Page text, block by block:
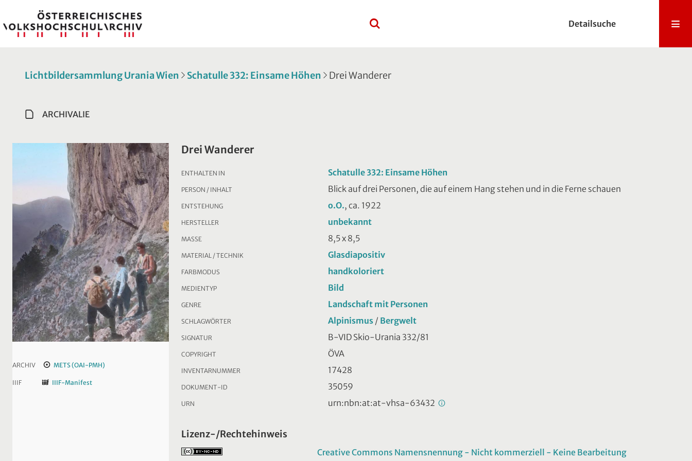
Detailsuche
Lichtbildersammlung Urania Wien Schatulle 332: Einsame Höhen Drei Wanderer
ARCHIVALIE
ARCHIV METS (OAI-PMH)
IIIF IIIF-Manifest
Drei Wanderer
ENTHALTEN IN Schatulle 332: Einsame Höhen
PERSON / INHALT Blick auf drei Personen, die auf einem Hang stehen und in die Ferne schauen
ENTSTEHUNG o.O., ca. 1922
HERSTELLER unbekannt
MASSE 8,5 x 8,5
MATERIAL / TECHNIK Glasdiapositiv
FARBMODUS handkoloriert
MEDIENTYP Bild
GENRE Landschaft mit Personen
SCHLAGWÖRTER Alpinismus / Bergwelt
SIGNATUR B-VID Skio-Urania 332/81
COPYRIGHT ÖVA
INVENTARNUMMER 17428
DOKUMENT-ID 35059
URN urn:nbn:at:at-vhsa-63432
Lizenz-/Rechtehinweis
Creative Commons Namensnennung - Nicht kommerziell - Keine Bearbeitung